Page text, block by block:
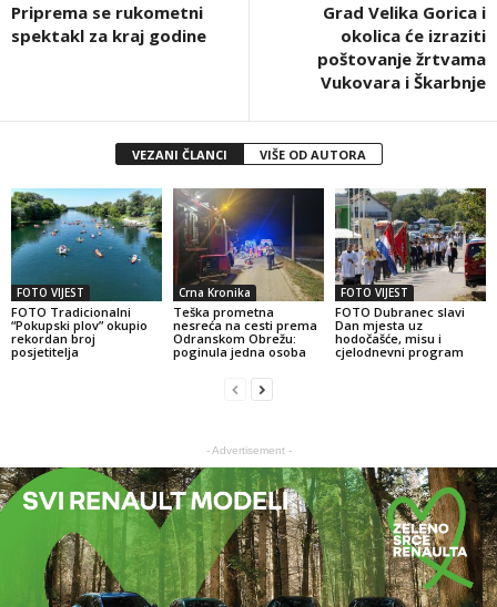
Priprema se rukometni
spektakl za kraj godine
Grad Velika Gorica i
okolica će izraziti
poštovanje žrtvama
Vukovara i Škarbnje
VEZANI ČLANCI VIŠE OD AUTORA
FOTO VIJEST
FOTO Tradicionalni
“Pokupski plov” okupio
rekordan broj
posjetitelja
Crna Kronika
Teška prometna
nesreća na cesti prema
Odranskom Obrežu:
poginula jedna osoba
FOTO VIJEST
FOTO Dubranec slavi
Dan mjesta uz
hodočašće, misu i
cjelodnevni program
- Advertisement -